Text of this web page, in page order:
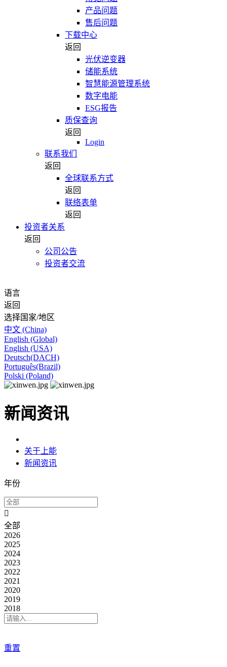
产品问题
售后问题
下载中心
返回
光伏逆变器
储能系统
智慧能源管理系统
数字电能
ESG报告
质保查询
返回
Login
联系我们
返回
全球联系方式
返回
联络表单
返回
投资者关系
返回
公司公告
投资者交流
语言
返回
选择国家/地区
中文 (China)
English (Global)
English (USA)
Deutsch(DACH)
Português(Brazil)
Polski (Poland)
新闻资讯
关于上能
新闻资讯
年份
全部
2026
2025
2024
2023
2022
2021
2020
2019
2018
重置